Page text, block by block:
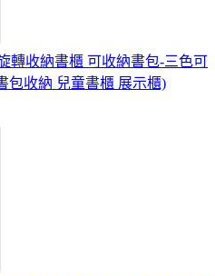
轉收納書櫃 可收納書包-三色可
包收納 兒童書櫃 展示櫃)